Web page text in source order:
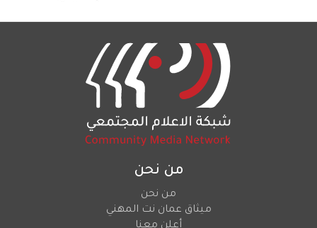
من نحن
من نحن
ميثاق عمان نت المهني
أعلن معنا